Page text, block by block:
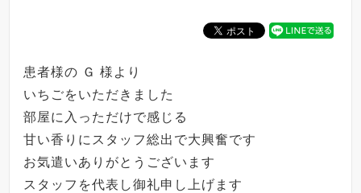
患者様の Ｇ 様より
いちごをいただきました
部屋に入っただけで感じる
甘い香りにスタッフ総出で大興奮です
お気遣いありがとうございます
スタッフを代表し御礼申し上げます